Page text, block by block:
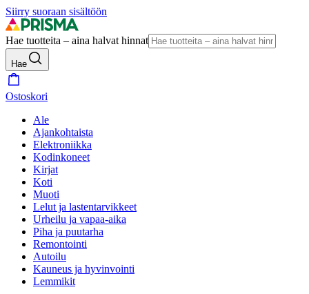
Siirry suoraan sisältöön
Hae tuotteita – aina halvat hinnat
Hae
Ostoskori
Ale
Ajankohtaista
Elektroniikka
Kodinkoneet
Kirjat
Koti
Muoti
Lelut ja lastentarvikkeet
Urheilu ja vapaa-aika
Piha ja puutarha
Remontointi
Autoilu
Kauneus ja hyvinvointi
Lemmikit